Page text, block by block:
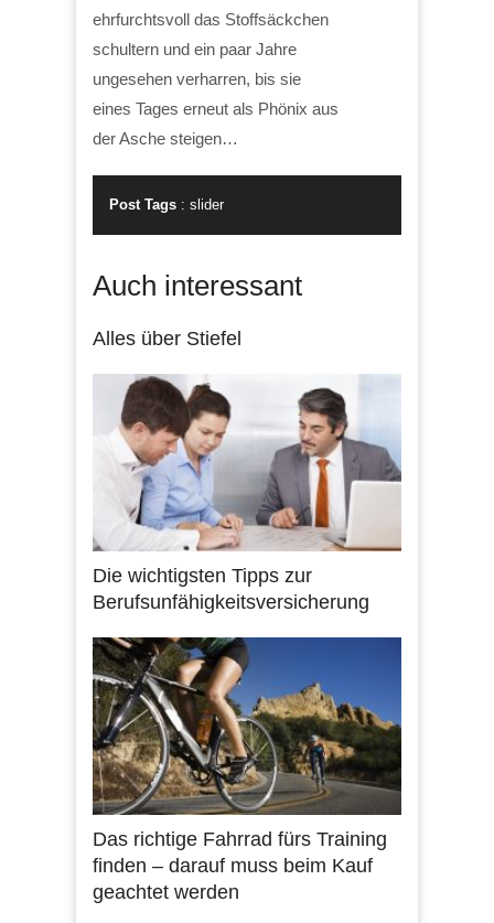
ehrfurchtsvoll das Stoffsäckchen
schultern und ein paar Jahre
ungesehen verharren, bis sie
eines Tages erneut als Phönix aus
der Asche steigen…
Post Tags : slider
Auch interessant
Alles über Stiefel
Die wichtigsten Tipps zur
Berufsunfähigkeitsversicherung
Das richtige Fahrrad fürs Training
finden – darauf muss beim Kauf
geachtet werden